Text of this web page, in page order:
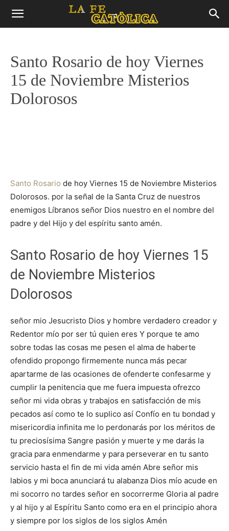
Santo Rosario de hoy Viernes
15 de Noviembre Misterios
Dolorosos
Santo Rosario de hoy Viernes 15 de Noviembre Misterios
Dolorosos. por la señal de la Santa Cruz de nuestros
enemigos Líbranos señor Dios nuestro en el nombre del
padre y del Hijo y del espíritu santo amén.
Santo Rosario de hoy Viernes 15
de Noviembre Misterios
Dolorosos
señor mio Jesucristo Dios y hombre verdadero creador y
Redentor mío por ser tú quien eres Y porque te amo
sobre todas las cosas me pesen el alma de haberte
ofendido propongo firmemente nunca más pecar
apartarme de las ocasiones de ofenderte confesarme y
cumplir la penitencia que me fuera impuesta ofrezco
señor mi vida obras y trabajos en satisfacción de mis
pecados así como te lo suplico así Confío en tu bondad y
misericordia infinita me lo perdonarás por los méritos de
tu preciosísima Sangre pasión y muerte y me darás la
gracia para enmendarme y para perseverar en tu santo
servicio hasta el fin de mi vida amén Abre señor mis
labios y mi boca anunciará tu alabanza Dios mío acude en
mi socorro no tardes señor en socorrerme Gloria al padre
y al hijo y al Espíritu Santo como era en el principio ahora
y siempre por los siglos de los siglos Amén